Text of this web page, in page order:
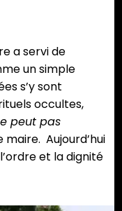
a servi de
un simple
s’y sont
occultes,
peut pas
maire. Aujourd’hui
et la dignité